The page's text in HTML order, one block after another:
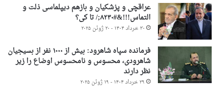
عراقچی و پزشکیان و بازهم دیپلماسی ذلت و
التماس!!!&#۸۲۳۰;/ تا کی؟
۳۰ خرداد ۱۴۰۴ - ۲۰ ژوئن ۲۰۲۵
فرمانده سپاه شاهرود: بیش از ۱۰۰۰ نفر از بسیجیان
شاهرودی، محسوس و نامحسوس اوضاع را زیر
نظر دارند
۲۹ خرداد ۱۴۰۴ - ۱۹ ژوئن ۲۰۲۵